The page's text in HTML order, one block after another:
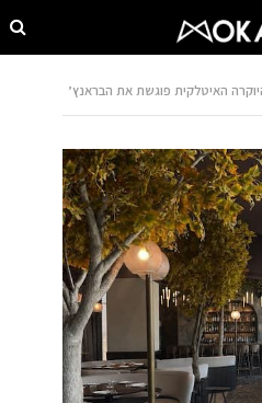
האיטלקית פוגשת את הבראנץ’